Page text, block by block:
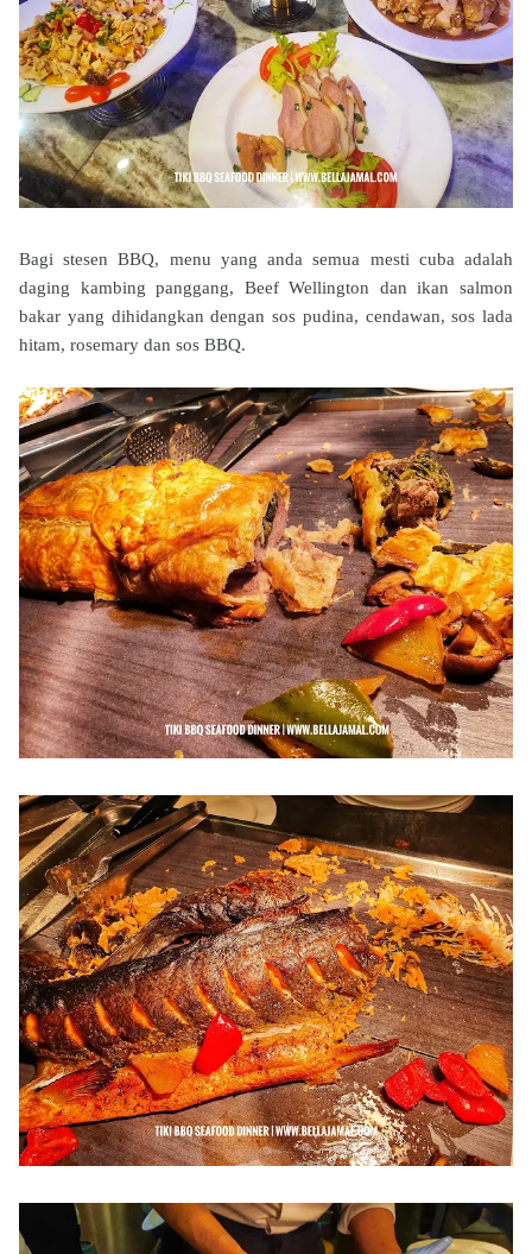
Bagi stesen BBQ, menu yang anda semua mesti cuba adalah
daging kambing panggang, Beef Wellington dan ikan salmon
bakar yang dihidangkan dengan sos pudina, cendawan, sos lada
hitam, rosemary dan sos BBQ.